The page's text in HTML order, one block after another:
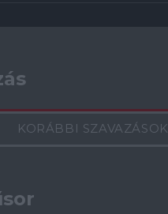
KORÁBBI SZAVAZÁSOK